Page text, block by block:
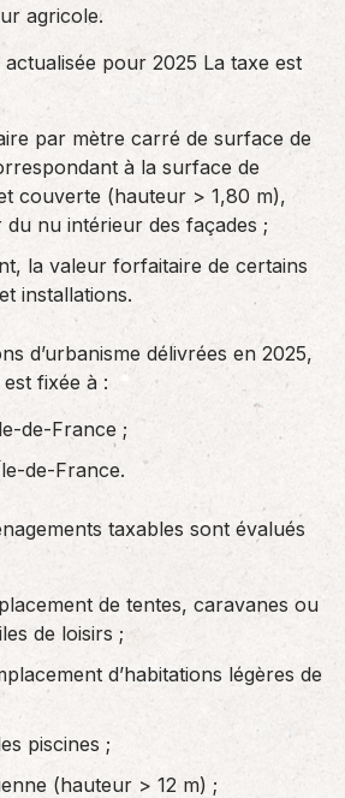
agricole.
pour 2025 La taxe est
par mètre carré de surface de
à la surface de
couverte (hauteur > 1,80 m),
nu intérieur des façades ;
la valeur forfaitaire de certains
installations.
d’urbanisme délivrées en 2025,
fixée à :
de-France ;
de-France.
taxables sont évalués
de tentes, caravanes ou
de loisirs ;
d’habitations légères de
piscines ;
(hauteur > 12 m) ;